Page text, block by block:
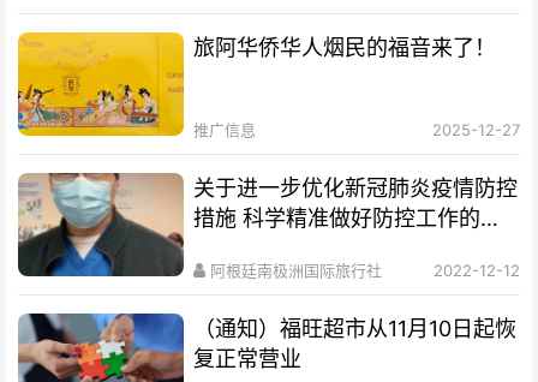
旅阿华侨华人烟民的福音来了！
推广信息 2025-12-27
关于进一步优化新冠肺炎疫情防控
措施 科学精准做好防控工作的通
阿根廷南极洲国际旅行社 2022-12-12
（通知）福旺超市从11月10日起恢
复正常营业